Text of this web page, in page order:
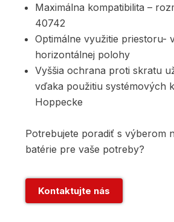
Maximálna kompatibilita –
40742
Optimálne využitie priestoru-
horizontálnej polohy
Vyššia ochrana proti skratu
vďaka použitiu systémových
Hoppecke
Potrebujete poradiť s výberom
batérie pre vaše potreby?
Kontaktujte nás